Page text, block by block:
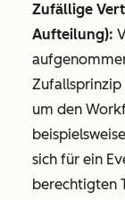
Zufällige
Aufteilung):
Zufallsprinzip
um den
sich für ein
berechtigten